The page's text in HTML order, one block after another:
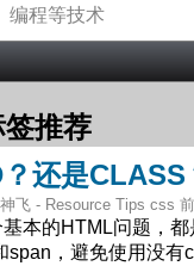
编程等技术
推荐
还是CLASS
飞 - Resource Tips css
本的HTML问题，
span，避免使用没有